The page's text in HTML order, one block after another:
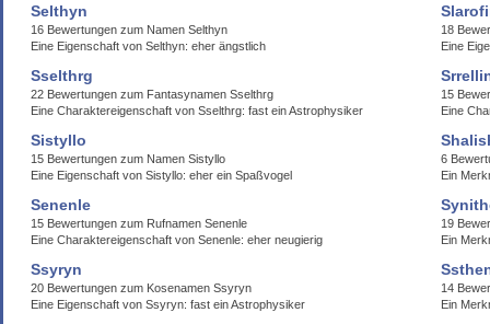
Selthyn
16 Bewertungen zum Namen Selthyn
Eine Eigenschaft von Selthyn: eher ängstlich
18
Eine
Sselthrg
22 Bewertungen zum Fantasynamen Sselthrg
Eine Charaktereigenschaft von Sselthrg: fast ein Astrophysiker
15
Eine
Sistyllo
15 Bewertungen zum Namen Sistyllo
Eine Eigenschaft von Sistyllo: eher ein Spaßvogel
6
Ein
Senenle
15 Bewertungen zum Rufnamen Senenle
Eine Charaktereigenschaft von Senenle: eher neugierig
19
Ein
Ssyryn
20 Bewertungen zum Kosenamen Ssyryn
Eine Eigenschaft von Ssyryn: fast ein Astrophysiker
14
Ein